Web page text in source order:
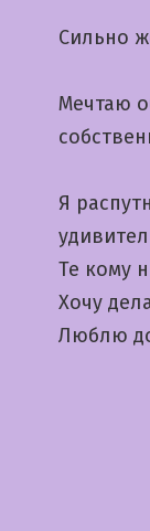
Сильно
Мечтаю
Я
Те кому
Хочу
Люблю